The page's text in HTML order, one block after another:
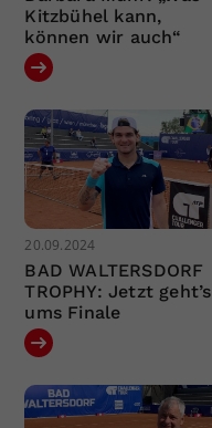
Kitzbühel kann,
können wir auch“
20.09.2024
BAD WALTERSDORF
TROPHY: Jetzt geht’s
ums Finale